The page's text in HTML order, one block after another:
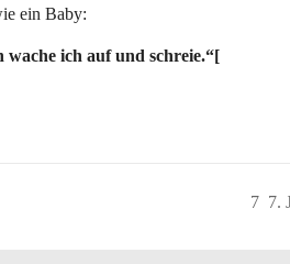
ein Baby:
wache ich auf und schreie.“[
7.
7